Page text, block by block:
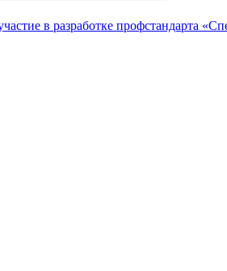
в разработке профстандарта